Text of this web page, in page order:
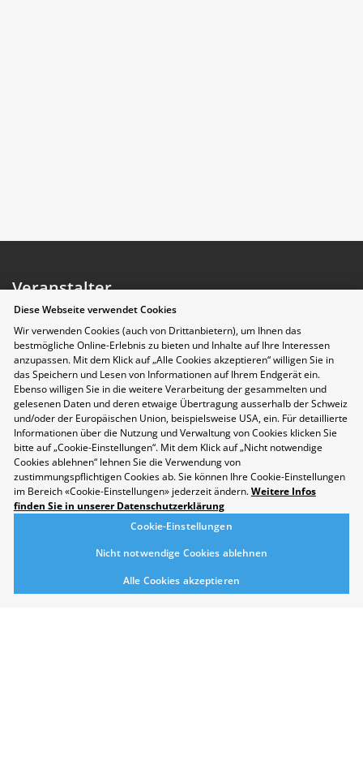
Veranstalter
Datenschutzerklärung
Cookie-Einstellungen
Berufsmesse Zürich
Diese Webseite verwendet Cookies
Wir verwenden Cookies (auch von Drittanbietern), um Ihnen das
bestmögliche Online-Erlebnis zu bieten und Inhalte auf Ihre Interessen
anzupassen. Mit dem Klick auf „Alle Cookies akzeptieren“ willigen Sie in
das Speichern und Lesen von Informationen auf Ihrem Endgerät ein.
Ebenso willigen Sie in die weitere Verarbeitung der gesammelten und
gelesenen Daten und deren etwaige Übertragung ausserhalb der Schweiz
und/oder der Europäischen Union, beispielsweise USA, ein. Für detaillierte
Informationen über die Nutzung und Verwaltung von Cookies klicken Sie
bitte auf „Cookie-Einstellungen“. Mit dem Klick auf „Nicht notwendige
Cookies ablehnen“ lehnen Sie die Verwendung von
zustimmungspflichtigen Cookies ab. Sie können Ihre Cookie-Einstellungen
im Bereich «Cookie-Einstellungen» jederzeit ändern.Weitere Infos
finden Sie in unserer Datenschutzerklärung
Cookie-Einstellungen
Nicht notwendige Cookies ablehnen
Alle Cookies akzeptieren